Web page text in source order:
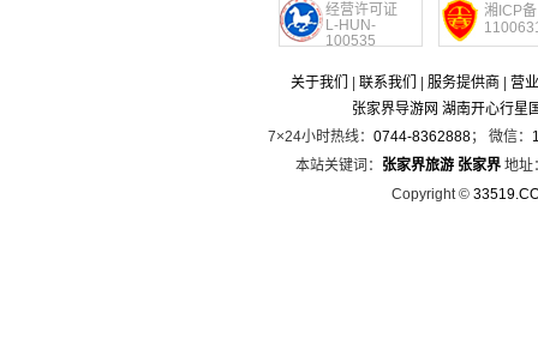
经营许可证
L-HUN-
100535
湘ICP备
关于我们 联系我们 服务提供商
营
张家界导游网 湖南开心行星
7×24小时热线： 0744-8362888； 微信：
本站关键词： 张家界旅游 张家界 地址
Copyright ©